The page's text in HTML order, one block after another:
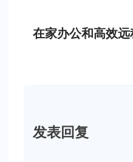
在家办公和高效
发表回复